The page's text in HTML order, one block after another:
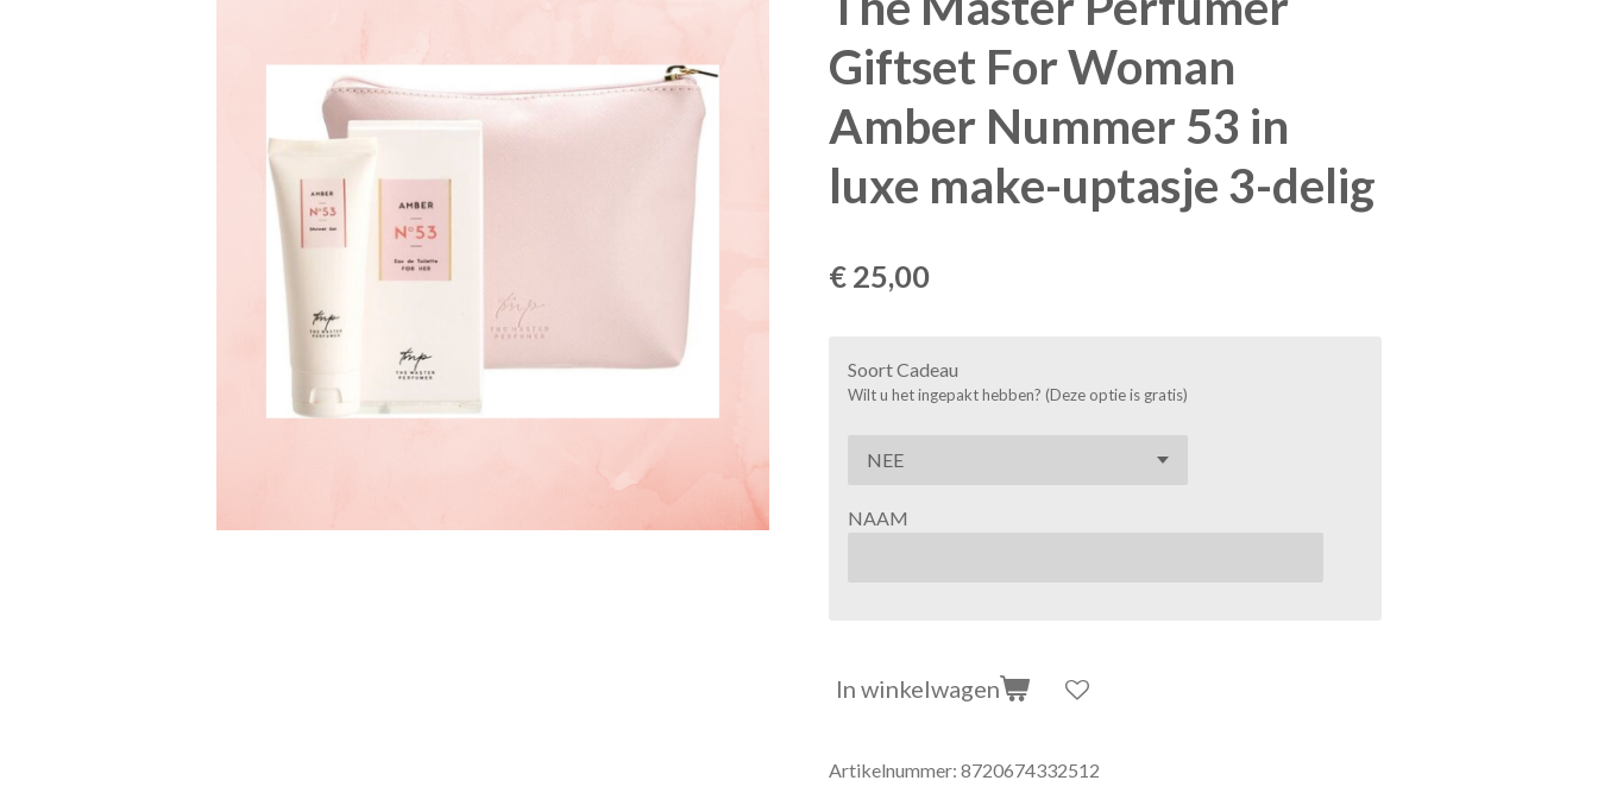
Giftset For Woman
Amber Nummer 53 in
luxe make-uptasje 3-delig
€ 25,00
Soort Cadeau
Wilt u het ingepakt hebben? (Deze optie is gratis)
NAAM
In winkelwagen
Artikelnummer: 8720674332512